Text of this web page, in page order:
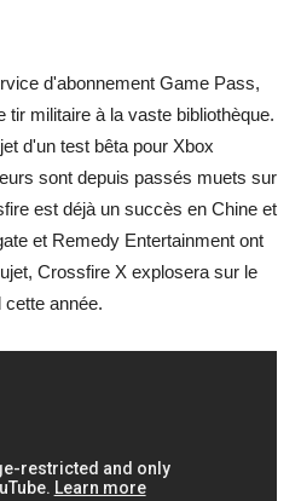
d'abonnement Game Pass,
tir militaire à la vaste bibliothèque.
d'un test bêta pour Xbox
sont depuis passés muets sur
est déjà un succès en Chine et
et Remedy Entertainment ont
Crossfire X explosera sur le
année.